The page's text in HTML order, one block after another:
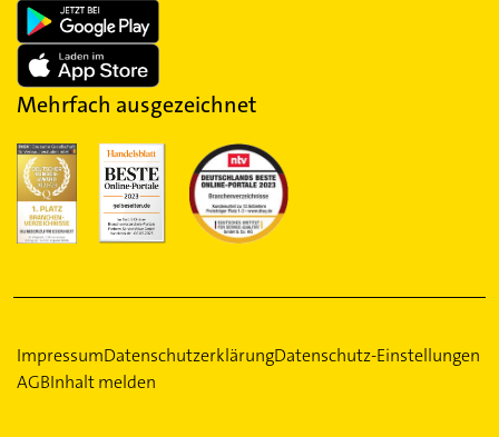
Mehrfach ausgezeichnet
ImpressumDatenschutzerklärungDatenschutz-Einstellungen
AGBInhalt melden